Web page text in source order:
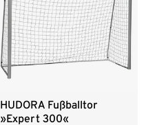
HUDORA Fußballtor
»Expert 300«